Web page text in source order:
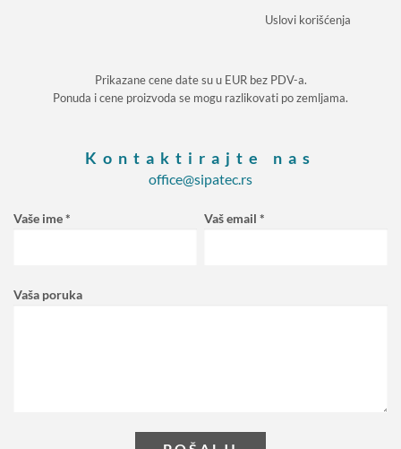
Uslovi korišćenja
Prikazane cene date su u EUR bez PDV-a.
Ponuda i cene proizvoda se mogu razlikovati po zemljama.
Kontaktirajte nas
office@sipatec.rs
Vaše ime * Vaš email *
Vaša poruka